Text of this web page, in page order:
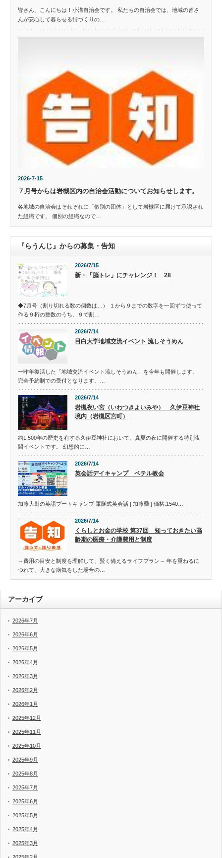
皆さん、こんにちは！小溝自治会です。 私たちの自治会では、地域の皆さ
んが安心して暮らせる街づくりの…
2026-7-15
７月号からは岩槻区内の自治会活動についてお知らせします。
各地域の自治会はそれぞれに「個別の団体」として岩槻区に届けて承認され
た組織です。 個別の組織なので…
『らうんじ』からの募集・告知
2026/7/15
新・「脳トレ」にチャレンジ！ 28
◆7月号（割り切れる数の個数は…） １から９までの数字を一回ずつ使って
作る９桁の整数のうち、９で割…
2026/7/14
目白大学地域交流イベント 流しそうめん
一昨年復活した「地域交流イベント流しそうめん」を今年も開催します。
完全予約制での受付となります。…
2026/7/14
岩槻夜い宮（いわつきよいみや） 久伊豆神社
境内（岩槻区宮町）
約1,500年の歴史を有する久伊豆神社において、真夏の夜に開催する特別夜
間イベントです。 幻想的に…
2026/7/14
英会話デイキャンプ ベテル教会
加藤大尉の英語ブートキャンプ 軍隊式英会話 [ 加藤喬 ] 価格:1540…
2026/7/14
くらしとお金の学校 第37回 知っておきたい高
齢期の医療・介護費用と制度
～費用の目安と制度を理解して、賢く備えるライフプラン～ 年を重ねるに
つれて、大きな病気をした場合の…
アーカイブ
2026年7月
2026年6月
2026年5月
2026年4月
2026年3月
2026年2月
2026年1月
2025年12月
2025年11月
2025年10月
2025年9月
2025年8月
2025年7月
2025年6月
2025年5月
2025年4月
2025年3月